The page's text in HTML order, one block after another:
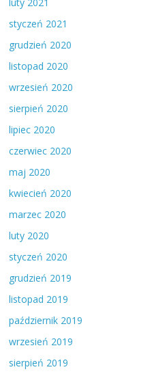
styczeń 2021
grudzień 2020
listopad 2020
wrzesień 2020
sierpień 2020
lipiec 2020
czerwiec 2020
maj 2020
kwiecień 2020
marzec 2020
luty 2020
styczeń 2020
grudzień 2019
listopad 2019
październik 2019
wrzesień 2019
sierpień 2019